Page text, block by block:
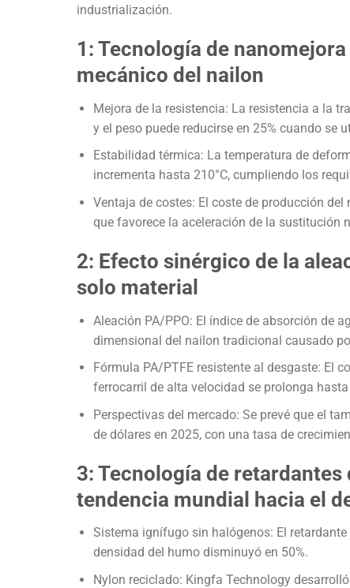
industrialización.
1: Tecnología de
mecánico del nailon
Mejora de la resistencia: La resistencia a la
y el peso puede reducirse en 25% cuando se
Estabilidad térmica: La temperatura de
incrementa hasta 210°C, cumpliendo los
Ventaja de costes: El coste de producción
que favorece la aceleración de la sustitución
2: Efecto sinérgico de la
solo material
Aleación PA/PPO: El índice de absorción de
dimensional del nailon tradicional causado
Fórmula PA/PTFE resistente al desgaste: El
ferrocarril de alta velocidad se prolonga
Perspectivas del mercado: Se prevé que el
de dólares en 2025, con una tasa de
3: Tecnología de
tendencia mundial hacia el
Sistema ignífugo sin halógenos: El
densidad del humo disminuyó en 50%.
Nylon reciclado: Kingfa Technology